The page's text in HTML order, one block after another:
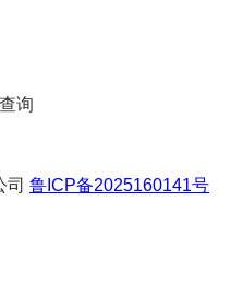
询
司 鲁ICP备2025160141号